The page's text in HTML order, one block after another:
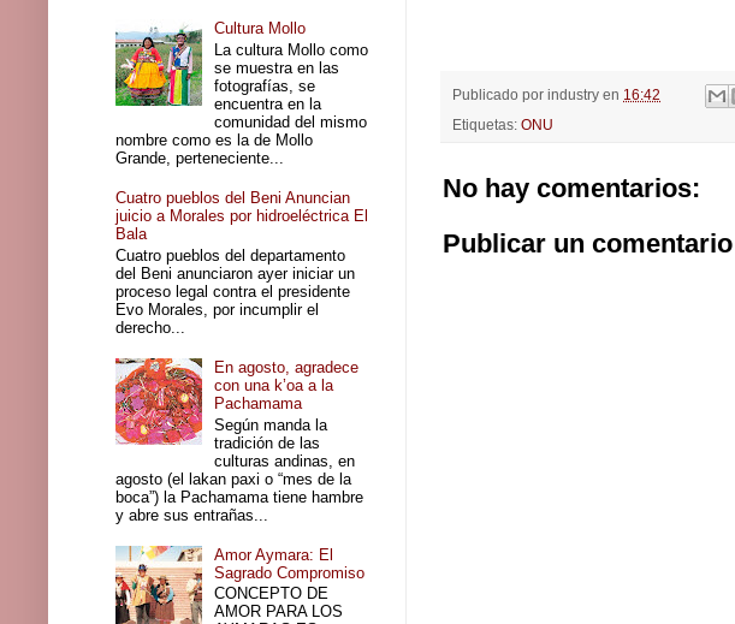
Publicado por industry en 16:42
Etiquetas: ONU
No hay comentarios:
Publicar un comentario
Cultura Mollo
La cultura Mollo como
se muestra en las
fotografías, se
encuentra en la
comunidad del mismo
nombre como es la de Mollo
Grande, perteneciente...
Cuatro pueblos del Beni Anuncian
juicio a Morales por hidroeléctrica El
Bala
Cuatro pueblos del departamento
del Beni anunciaron ayer iniciar un
proceso legal contra el presidente
Evo Morales, por incumplir el
derecho...
En agosto, agradece
con una k’oa a la
Pachamama
Según manda la
tradición de las
culturas andinas, en
agosto (el lakan paxi o “mes de la
boca”) la Pachamama tiene hambre
y abre sus entrañas...
Amor Aymara: El
Sagrado Compromiso
CONCEPTO DE
AMOR PARA LOS